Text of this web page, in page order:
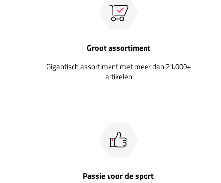
Groot assortiment
Gigantisch assortiment met meer dan 21.000+
artikelen
Passie voor de sport